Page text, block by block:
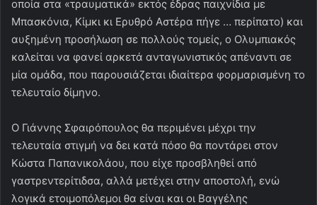
οποία στα «τραυματικά» εκτός έδρας παιχνίδια με
Μπασκόνια, Κίμκι κι Ερυθρό Αστέρα πήγε … περίπατο) και
αυξημένη προσήλωση σε πολλούς τομείς, ο Ολυμπιακός
καλείται να φανεί αρκετά ανταγωνιστικός απέναντι σε
μία ομάδα, που παρουσιάζεται ιδιαίτερα φορμαρισμένη το
τελευταίο δίμηνο.
Ο Γιάννης Σφαιρόπουλος θα περιμένει μέχρι την
τελευταία στιγμή να δει κατά πόσο θα ποντάρει στον
Κώστα Παπανικολάου, που είχε προσβληθεί από
γαστρεντερίτιδσα, αλλά μετέχει στην αποστολή, ενώ
λογικά ετοιμοπόλεμοι θα είναι και οι Βαγγέλης